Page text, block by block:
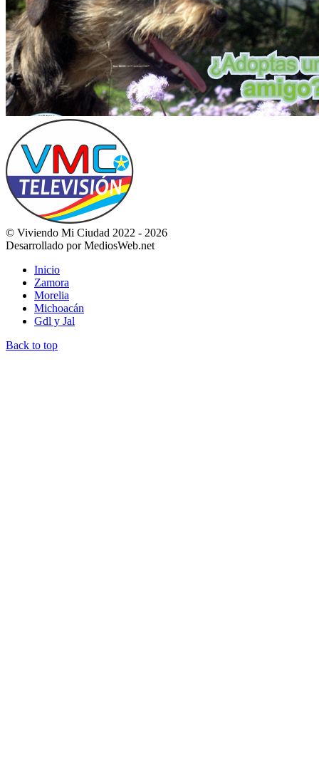
© Viviendo Mi Ciudad 2022 - 2026
Desarrollado por MediosWeb.net
Inicio
Zamora
Morelia
Michoacán
Gdl y Jal
Back to top